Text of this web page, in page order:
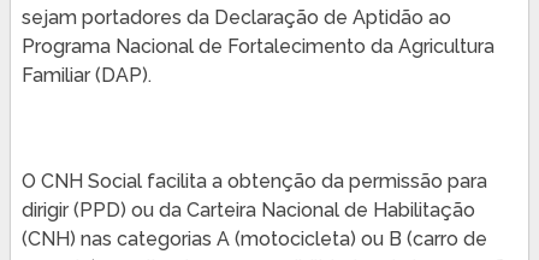
sejam portadores da Declaração de Aptidão ao
Programa Nacional de Fortalecimento da Agricultura
Familiar (DAP).
O CNH Social facilita a obtenção da permissão para
dirigir (PPD) ou da Carteira Nacional de Habilitação
(CNH) nas categorias A (motocicleta) ou B (carro de